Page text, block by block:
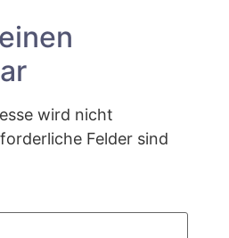
wird nicht
Felder sind